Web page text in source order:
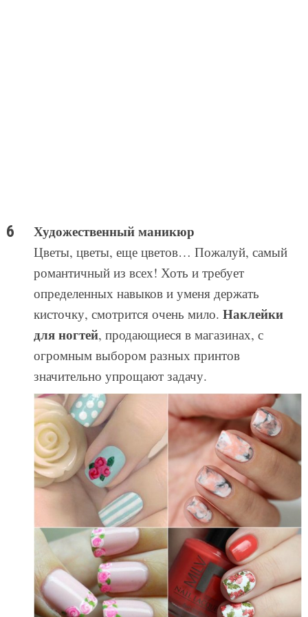
Художественный маникюр
Цветы, цветы, еще цветов… Пожалуй, самый
романтичный из всех! Хоть и требует
определенных навыков и уменя держать
кисточку, смотрится очень мило. Наклейки
для ногтей, продающиеся в магазинах, с
огромным выбором разных принтов
значительно упрощают задачу.